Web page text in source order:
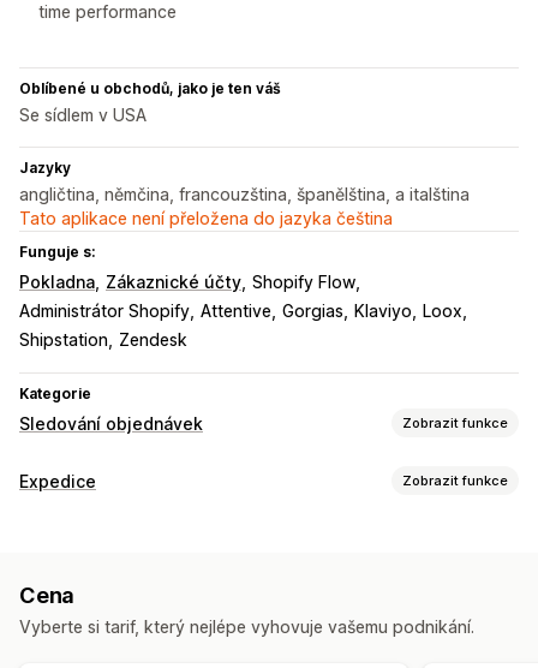
time performance
Oblíbené u obchodů, jako je ten váš
Se sídlem v USA
Jazyky
angličtina, němčina, francouzština, španělština, a italština
Tato aplikace není přeložena do jazyka čeština
Funguje s:
Pokladna Zákaznické účty Shopify Flow
Administrátor Shopify Attentive Gorgias Klaviyo
Loox
Shipstation
Zendesk
Kategorie
Sledování objednávek Zobrazit funkce
Sledování
Odhadované datum doručení
Panely
Více dopravců API Analytika
Expedice Zobrazit funkce
Synchronizace objednávek
Cena
Vyberte si tarif, který nejlépe vyhovuje vašemu podnikání.